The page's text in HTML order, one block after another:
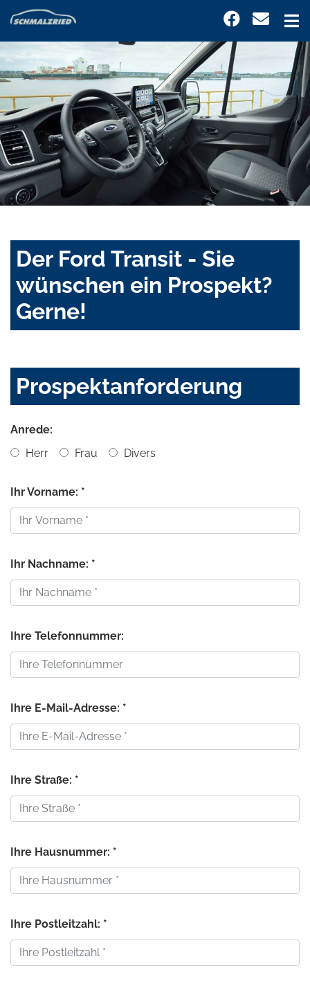
Der Ford Transit - Sie
wünschen ein Prospekt?
Gerne!
Prospektanforderung
Anrede:
Herr
Frau Divers
Ihr Vorname: *
Ihr Nachname: *
Ihre Telefonnummer:
Ihre E-Mail-Adresse: *
Ihre Straße: *
Ihre Hausnummer: *
Ihre Postleitzahl: *